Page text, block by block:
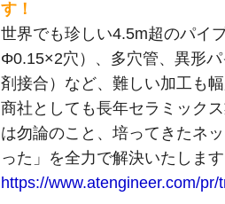
す！
世界でも珍しい4.5m超のパイ
Φ0.15×2穴）、多穴管、異形
剤接合）など、難しい加工も
商社としても長年セラミック
は勿論のこと、培ってきたネ
った」を全力で解決いたしま
https://www.atengineer.com/